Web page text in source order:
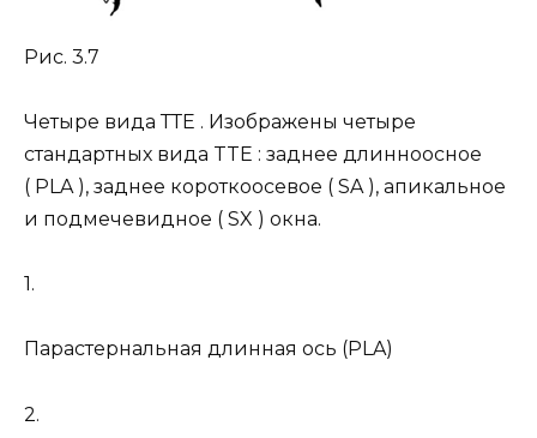
Рис. 3.7
Четыре вида ТТЕ . Изображены четыре
стандартных вида TTE : заднее длинноосное
( PLA ), заднее короткоосевое ( SA ), апикальное
и подмечевидное ( SX ) окна.
1.
Парастернальная длинная ось (PLA)
2.